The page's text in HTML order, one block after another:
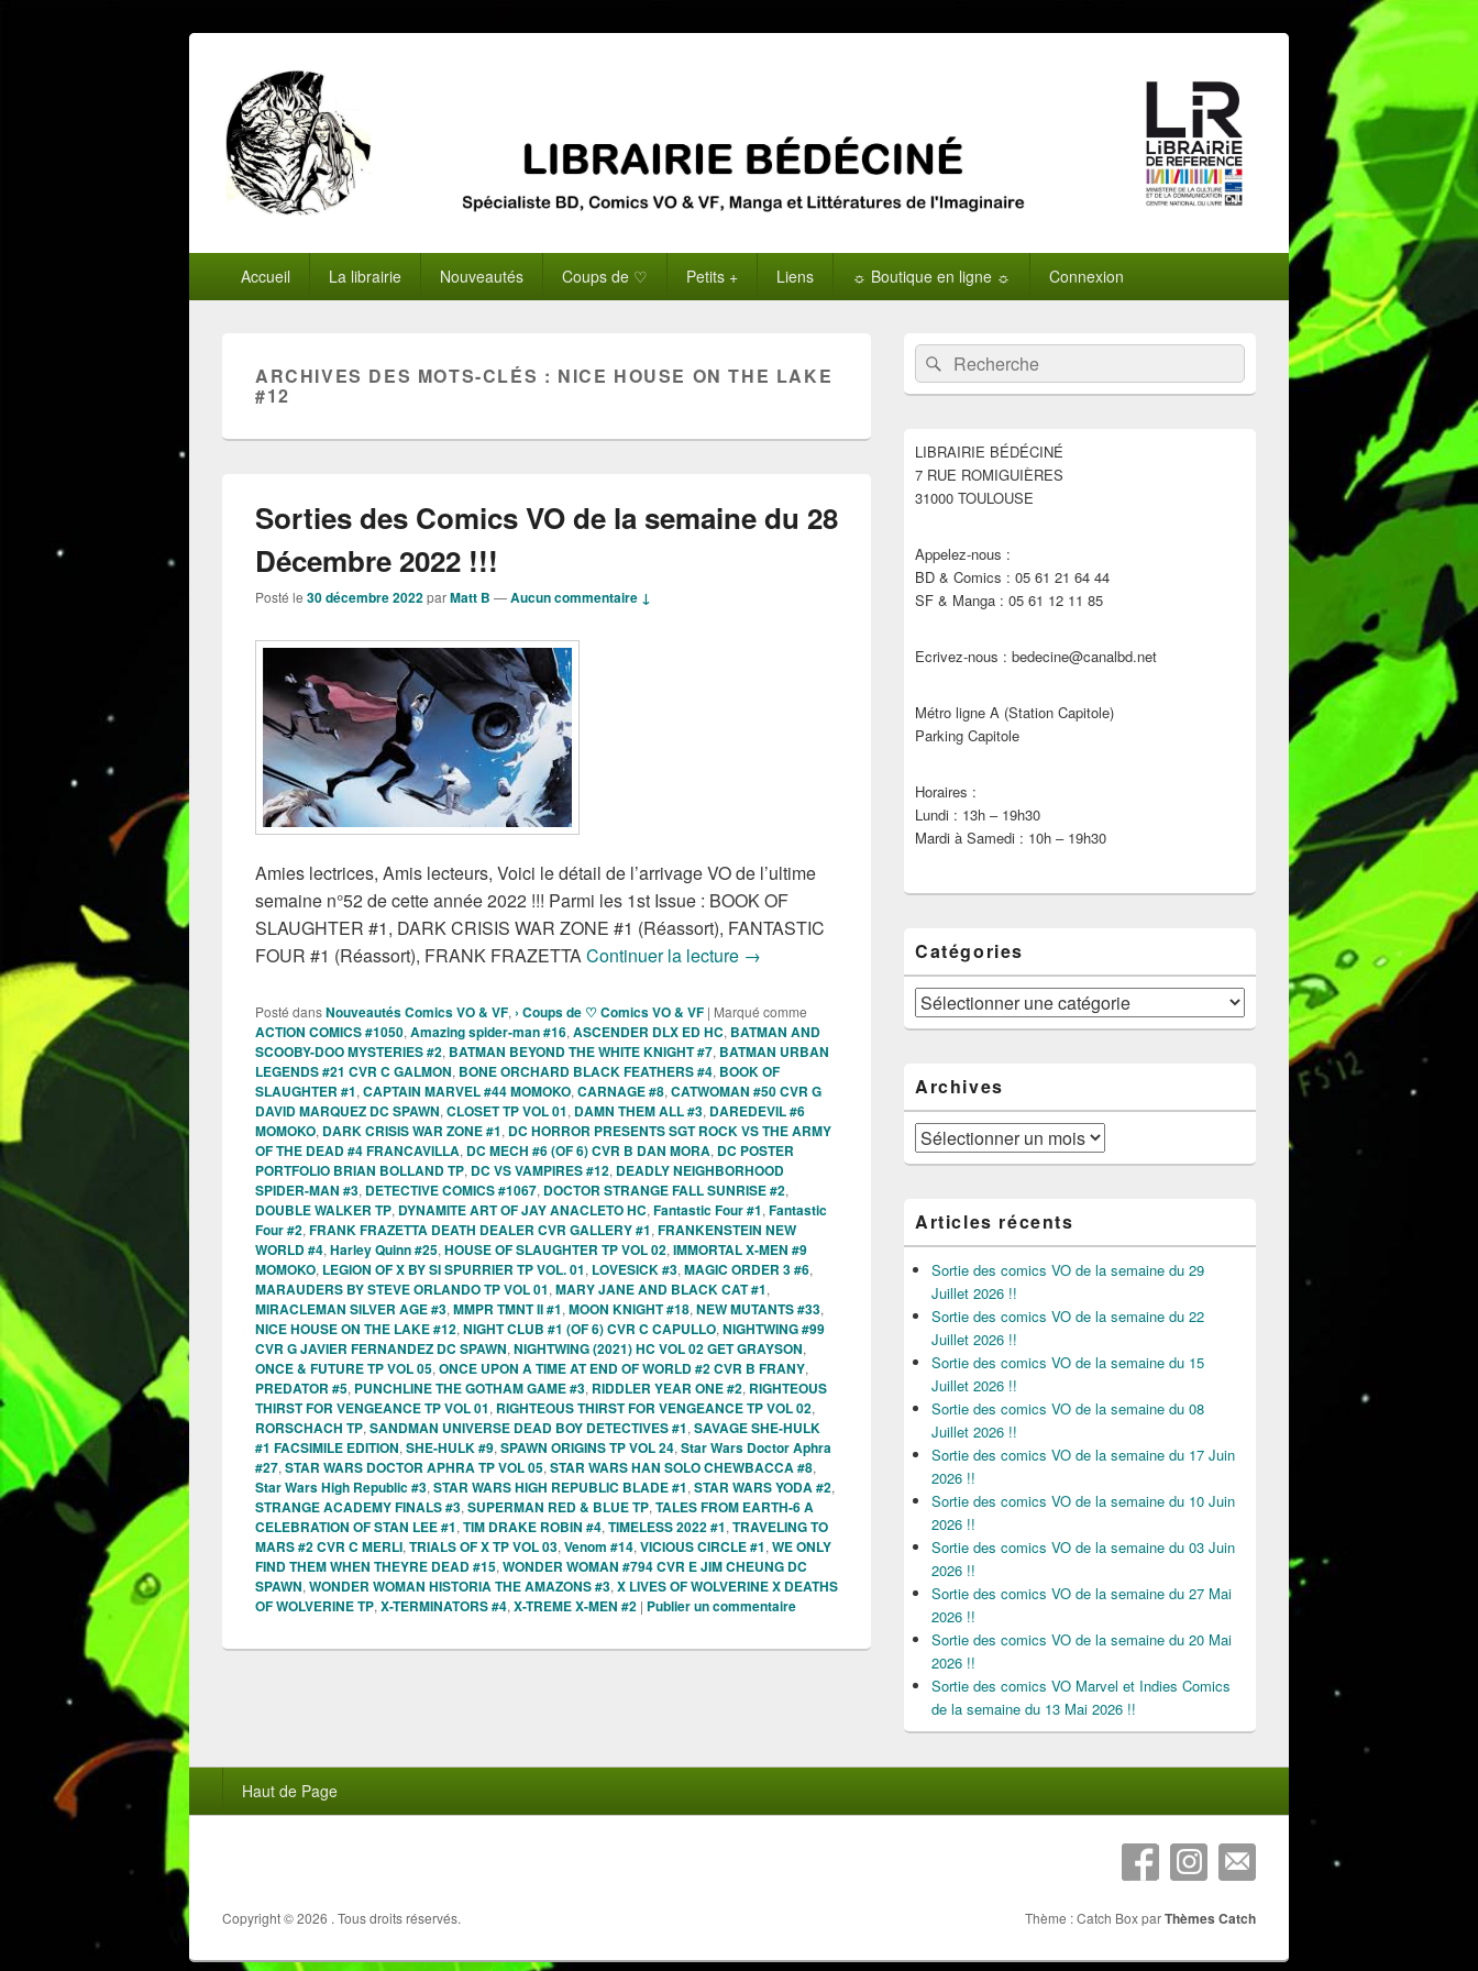
principalAccueil La librairie Nouveautés Coups de ♡ Petits + Liens ☼ Boutique en ligne ☼ Connexion
ARCHIVES DES MOTS-CLÉS : NICE HOUSE ON THE LAKE
#12
Sorties des Comics VO de la semaine du 28
Décembre 2022 !!!
Posté le 30 décembre 2022parMatt B —Aucun commentaire ↓
Amies lectrices, Amis lecteurs, Voici le détail de l’arrivage VO de l’ultime
semaine n°52 de cette année 2022 !!! Parmi les 1st Issue : BOOK OF
SLAUGHTER #1, DARK CRISIS WAR ZONE #1 (Réassort), FANTASTIC
FOUR #1 (Réassort), FRANK FRAZETTAContinuer la lecture Sorties des Comics VO de la semaine du 28 Décembre 2022 !!!
→
Posté dansNouveautés Comics VO & VF, › Coups de ♡ Comics VO & VF | Marqué comme
ACTION COMICS #1050, Amazing spider-man #16, ASCENDER DLX ED HC, BATMAN AND
SCOOBY-DOO MYSTERIES #2, BATMAN BEYOND THE WHITE KNIGHT #7, BATMAN URBAN
LEGENDS #21 CVR C GALMON, BONE ORCHARD BLACK FEATHERS #4, BOOK OF
SLAUGHTER #1, CAPTAIN MARVEL #44 MOMOKO, CARNAGE #8, CATWOMAN #50 CVR G
DAVID MARQUEZ DC SPAWN, CLOSET TP VOL 01, DAMN THEM ALL #3, DAREDEVIL #6
MOMOKO, DARK CRISIS WAR ZONE #1, DC HORROR PRESENTS SGT ROCK VS THE ARMY
OF THE DEAD #4 FRANCAVILLA, DC MECH #6 (OF 6) CVR B DAN MORA, DC POSTER
PORTFOLIO BRIAN BOLLAND TP, DC VS VAMPIRES #12, DEADLY NEIGHBORHOOD
SPIDER-MAN #3, DETECTIVE COMICS #1067, DOCTOR STRANGE FALL SUNRISE #2,
DOUBLE WALKER TP, DYNAMITE ART OF JAY ANACLETO HC, Fantastic Four #1, Fantastic
Four #2, FRANK FRAZETTA DEATH DEALER CVR GALLERY #1, FRANKENSTEIN NEW
WORLD #4, Harley Quinn #25, HOUSE OF SLAUGHTER TP VOL 02, IMMORTAL X-MEN #9
MOMOKO, LEGION OF X BY SI SPURRIER TP VOL. 01, LOVESICK #3, MAGIC ORDER 3 #6,
MARAUDERS BY STEVE ORLANDO TP VOL 01, MARY JANE AND BLACK CAT #1,
MIRACLEMAN SILVER AGE #3, MMPR TMNT II #1, MOON KNIGHT #18, NEW MUTANTS #33,
NICE HOUSE ON THE LAKE #12, NIGHT CLUB #1 (OF 6) CVR C CAPULLO, NIGHTWING #99
CVR G JAVIER FERNANDEZ DC SPAWN, NIGHTWING (2021) HC VOL 02 GET GRAYSON,
ONCE & FUTURE TP VOL 05, ONCE UPON A TIME AT END OF WORLD #2 CVR B FRANY,
PREDATOR #5, PUNCHLINE THE GOTHAM GAME #3, RIDDLER YEAR ONE #2, RIGHTEOUS
THIRST FOR VENGEANCE TP VOL 01, RIGHTEOUS THIRST FOR VENGEANCE TP VOL 02,
RORSCHACH TP, SANDMAN UNIVERSE DEAD BOY DETECTIVES #1, SAVAGE SHE-HULK
#1 FACSIMILE EDITION, SHE-HULK #9, SPAWN ORIGINS TP VOL 24, Star Wars Doctor Aphra
#27, STAR WARS DOCTOR APHRA TP VOL 05, STAR WARS HAN SOLO CHEWBACCA #8,
Star Wars High Republic #3, STAR WARS HIGH REPUBLIC BLADE #1, STAR WARS YODA #2,
STRANGE ACADEMY FINALS #3, SUPERMAN RED & BLUE TP, TALES FROM EARTH-6 A
CELEBRATION OF STAN LEE #1, TIM DRAKE ROBIN #4, TIMELESS 2022 #1, TRAVELING TO
MARS #2 CVR C MERLI, TRIALS OF X TP VOL 03, Venom #14, VICIOUS CIRCLE #1, WE ONLY
FIND THEM WHEN THEYRE DEAD #15, WONDER WOMAN #794 CVR E JIM CHEUNG DC
SPAWN, WONDER WOMAN HISTORIA THE AMAZONS #3, X LIVES OF WOLVERINE X DEATHS
OF WOLVERINE TP, X-TERMINATORS #4, X-TREME X-MEN #2 | Publier un commentaire
Zone
principale
de
widget
barre
latérale
Recherche :Rechercher
LIBRAIRIE BÉDÉCINÉ
7 RUE ROMIGUIÈRES
31000 TOULOUSE
Appelez-nous :
BD & Comics : 05 61 21 64 44
SF & Manga : 05 61 12 11 85
Ecrivez-nous : bedecine@canalbd.net
Métro ligne A (Station Capitole)
Parking Capitole
Horaires :
Lundi : 13h – 19h30
Mardi à Samedi : 10h – 19h30
Catégories
Catégories
Archives
Archives
Articles récents
Sortie des comics VO de la semaine du 29
Juillet 2026 !!
Sortie des comics VO de la semaine du 22
Juillet 2026 !!
Sortie des comics VO de la semaine du 15
Juillet 2026 !!
Sortie des comics VO de la semaine du 08
Juillet 2026 !!
Sortie des comics VO de la semaine du 17 Juin
2026 !!
Sortie des comics VO de la semaine du 10 Juin
2026 !!
Sortie des comics VO de la semaine du 03 Juin
2026 !!
Sortie des comics VO de la semaine du 27 Mai
2026 !!
Sortie des comics VO de la semaine du 20 Mai
2026 !!
Sortie des comics VO Marvel et Indies Comics
de la semaine du 13 Mai 2026 !!
page
Haut de Page
Copyright © 2026 . Tous droits réservés. Thème : Catch Box parThèmes Catch